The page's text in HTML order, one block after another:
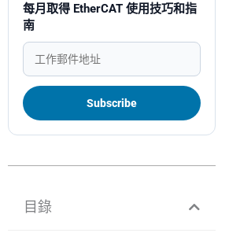
每月取得 EtherCAT 使用技巧和指
南
目錄